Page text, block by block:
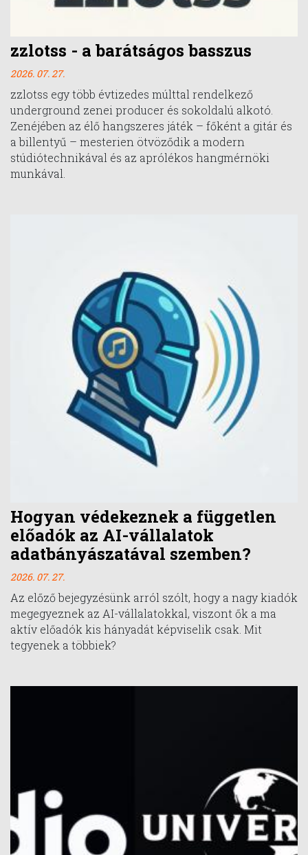
zzlotss - a barátságos basszus
2026. 07. 27.
zzlotss egy több évtizedes múlttal rendelkező
underground zenei producer és sokoldalú alkotó.
Zenéjében az élő hangszeres játék – főként a gitár és
a billentyű – mesterien ötvöződik a modern
stúdiótechnikával és az aprólékos hangmérnöki
munkával.
Hogyan védekeznek a független
előadók az AI-vállalatok
adatbányászatával szemben?
2026. 07. 27.
Az előző bejegyzésünk arról szólt, hogy a nagy kiadók
megegyeznek az AI-vállalatokkal, viszont ők a ma
aktív előadók kis hányadát képviselik csak. Mit
tegyenek a többiek?